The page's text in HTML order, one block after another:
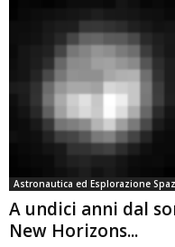
Astronautica ed Esplorazione
A undici anni dal
New Horizons...